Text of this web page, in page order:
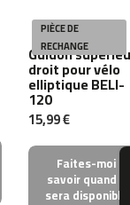
PIÈCE DE
RECHANGE
Guidon
droit pour vélo
elliptique BELI-
120
15,99 €
Faites-moi
savoir quand il
sera disponible